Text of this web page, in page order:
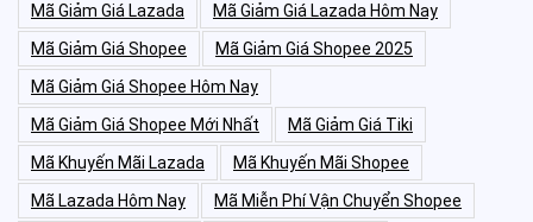
Mã Giảm Giá Lazada
Mã Giảm Giá Lazada Hôm Nay
Mã Giảm Giá Shopee
Mã Giảm Giá Shopee 2025
Mã Giảm Giá Shopee Hôm Nay
Mã Giảm Giá Shopee Mới Nhất
Mã Giảm Giá Tiki
Mã Khuyến Mãi Lazada
Mã Khuyến Mãi Shopee
Mã Lazada Hôm Nay
Mã Miễn Phí Vận Chuyển Shopee